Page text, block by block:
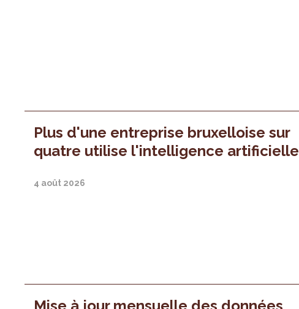
Plus d'une entreprise bruxelloise sur
quatre utilise l'intelligence artificielle
4 août 2026